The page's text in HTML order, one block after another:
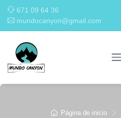
671 09 64 36
mundocanyon@gmail.com
Página de inicio